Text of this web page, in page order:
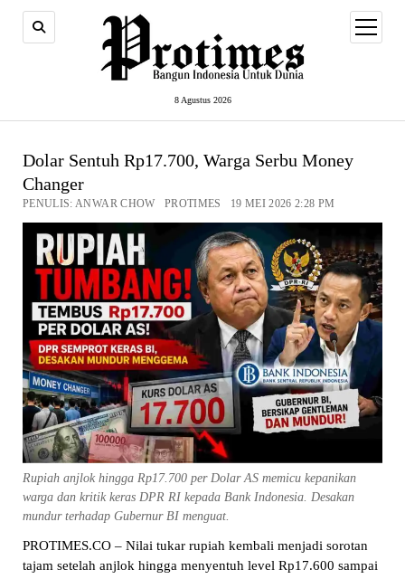
8 Agustus 2026
open
menu
Dolar Sentuh Rp17.700, Warga Serbu Money
Changer
PENULIS: ANWAR CHOW PROTIMES 19 MEI 2026 2:28 PM
Rupiah anjlok hingga Rp17.700 per Dolar AS memicu kepanikan
warga dan kritik keras DPR RI kepada Bank Indonesia. Desakan
mundur terhadap Gubernur BI menguat.
PROTIMES.CO – Nilai tukar rupiah kembali menjadi sorotan
tajam setelah anjlok hingga menyentuh level Rp17.600 sampai